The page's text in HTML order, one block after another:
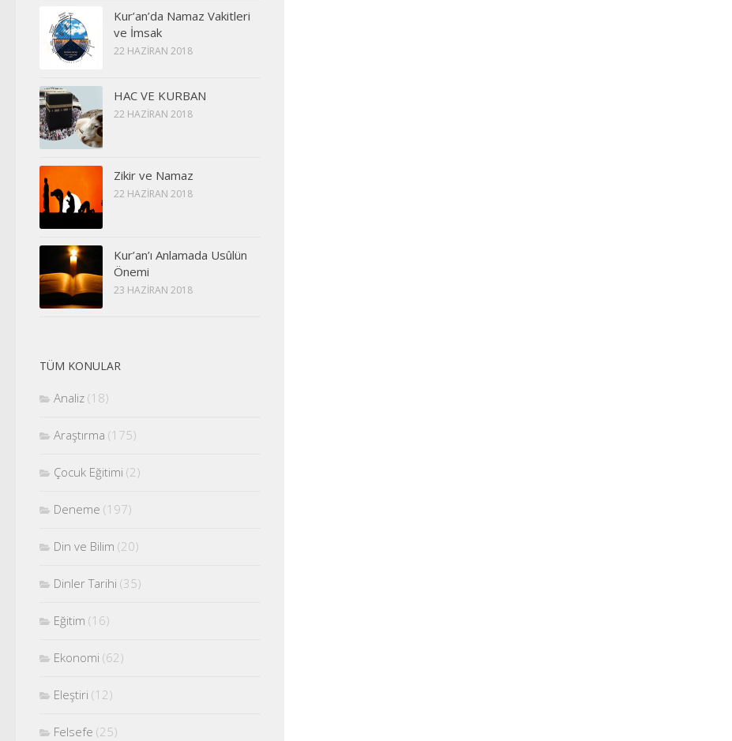
Kur’an’da Namaz Vakitleri
ve İmsak
22 HAZIRAN 2018
HAC VE KURBAN
22 HAZIRAN 2018
Zikir ve Namaz
22 HAZIRAN 2018
Kur’an’ı Anlamada Usûlün
Önemi
23 HAZIRAN 2018
TÜM KONULAR
Analiz (18)
Araştırma (175)
Çocuk Eğitimi (2)
Deneme (197)
Din ve Bilim (20)
Dinler Tarihi (35)
Eğitim (16)
Ekonomi (62)
Eleştiri (12)
Felsefe (25)